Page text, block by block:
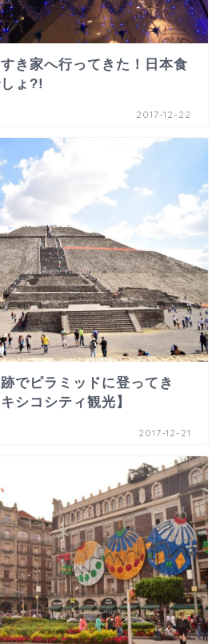
き家へ行ってきた！日本食
ょ?!
2017-12-22
でピラミッドに登ってき
シコシティ観光】
2017-12-21